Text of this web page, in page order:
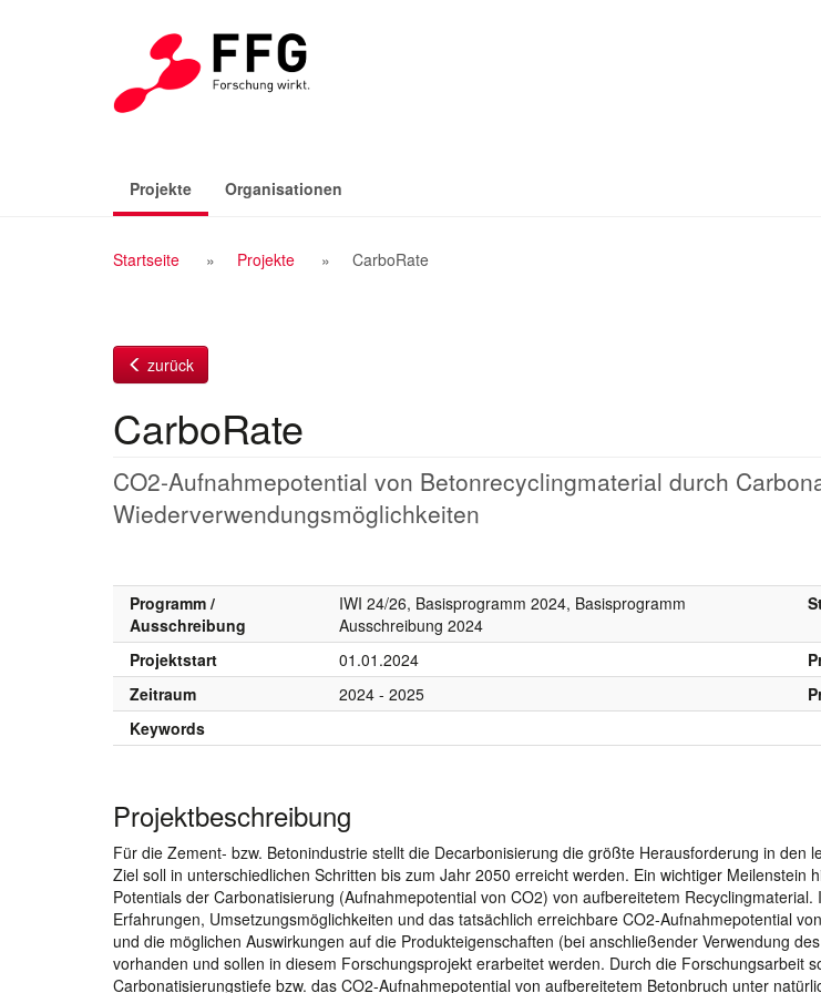
Projekte(aktiv)Organisationen
Breadcrumb
Startseite Projekte CarboRate
zurück
CarboRate
CO2-Aufnahmepotential von Betonrecyclingmaterial durch
Wiederverwendungsmöglichkeiten
Programm /
Ausschreibung
IWI 24/26, Basisprogramm 2024, Basisprogramm
Ausschreibung 2024
Projektstart 01.01.2024
Zeitraum
2024 - 2025
Keywords
Projektbeschreibung
Für die Zement- bzw. Betonindustrie stellt die Decarbonisierung die größte Herausforderung in den
Ziel soll in unterschiedlichen Schritten bis zum Jahr 2050 erreicht werden. Ein wichtiger Meilenstein
Potentials der Carbonatisierung (Aufnahmepotential von CO2) von aufbereitetem Recyclingmaterial.
Erfahrungen, Umsetzungsmöglichkeiten und das tatsächlich erreichbare CO2-Aufnahmepotential
und die möglichen Auswirkungen auf die Produkteigenschaften (bei anschließender Verwendung
vorhanden und sollen in diesem Forschungsprojekt erarbeitet werden. Durch die Forschungsarbeit
Carbonatisierungstiefe bzw. das CO2-Aufnahmepotential von aufbereitetem Betonbruch unter